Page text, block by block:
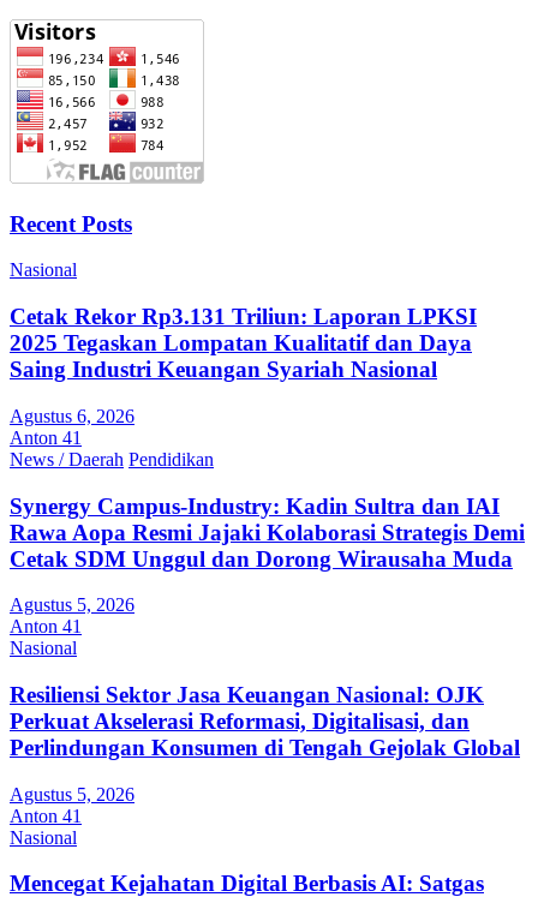
Recent Posts
Nasional
Cetak Rekor Rp3.131 Triliun: Laporan LPKSI
2025 Tegaskan Lompatan Kualitatif dan Daya
Saing Industri Keuangan Syariah Nasional
Agustus 6, 2026
Anton 41
News / Daerah Pendidikan
Synergy Campus-Industry: Kadin Sultra dan IAI
Rawa Aopa Resmi Jajaki Kolaborasi Strategis Demi
Cetak SDM Unggul dan Dorong Wirausaha Muda
Agustus 5, 2026
Anton 41
Nasional
Resiliensi Sektor Jasa Keuangan Nasional: OJK
Perkuat Akselerasi Reformasi, Digitalisasi, dan
Perlindungan Konsumen di Tengah Gejolak Global
Agustus 5, 2026
Anton 41
Nasional
Mencegat Kejahatan Digital Berbasis AI: Satgas